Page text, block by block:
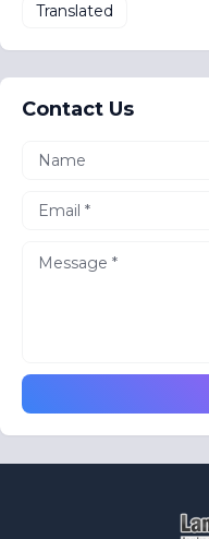
Translated
Contact Us